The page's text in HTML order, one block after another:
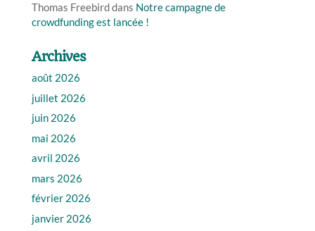
Thomas Freebirddans Notre campagne de
crowdfunding est lancée !
Archives
août 2026
juillet 2026
juin 2026
mai 2026
avril 2026
mars 2026
février 2026
janvier 2026